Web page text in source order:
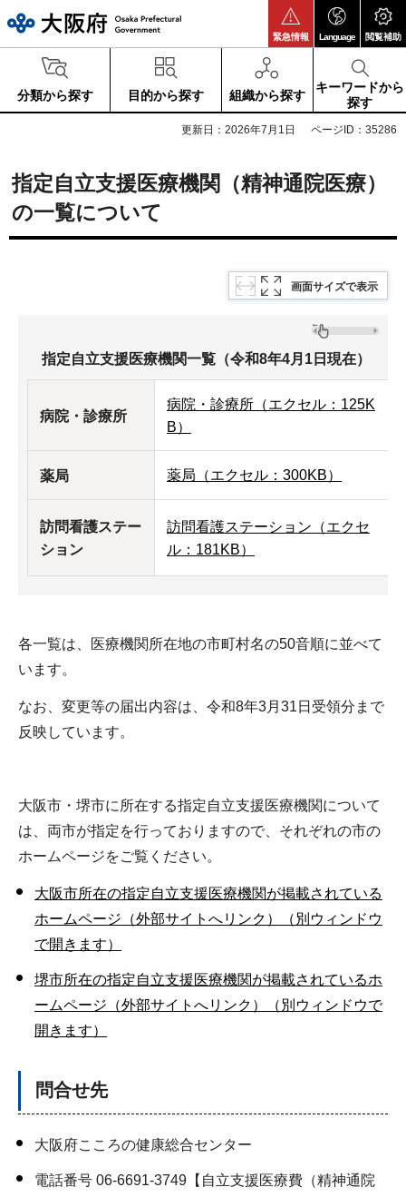
緊急情報 Language 閲覧補助
分類から探す 目的から探す 組織から探す
キーワードから
探す
更新日：2026年7月1日 ページID：35286
指定自立支援医療機関（精神通院医療）
の一覧について
画面サイズで表示
指定自立支援医療機関一覧（令和8年4月1日現在）
病院・診療所
病院・診療所（エクセル：125K
B）
薬局 薬局（エクセル：300KB）
訪問看護ステー
ション
訪問看護ステーション（エクセ
ル：181KB）
各一覧は、医療機関所在地の市町村名の50音順に並べて
います。
なお、変更等の届出内容は、令和8年3月31日受領分まで
反映しています。
大阪市・堺市に所在する指定自立支援医療機関について
は、両市が指定を行っておりますので、それぞれの市の
ホームページをご覧ください。
大阪市所在の指定自立支援医療機関が掲載されている
ホームページ（外部サイトへリンク）（別ウィンドウ
で開きます）
堺市所在の指定自立支援医療機関が掲載されているホ
ームページ（外部サイトへリンク）（別ウィンドウで
開きます）
問合せ先
大阪府こころの健康総合センター
電話番号 06-6691-3749【自立支援医療費（精神通院